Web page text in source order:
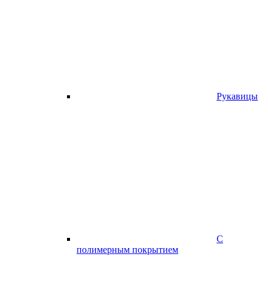
Рукавицы
С
полимерным покрытием